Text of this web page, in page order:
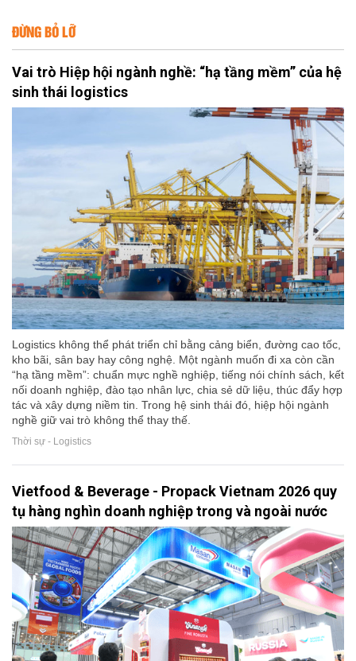
ĐỪNG BỎ LỠ
Vai trò Hiệp hội ngành nghề: “hạ tầng mềm” của hệ
sinh thái logistics
Logistics không thể phát triển chỉ bằng cảng biển, đường cao tốc,
kho bãi, sân bay hay công nghệ. Một ngành muốn đi xa còn cần
“hạ tầng mềm”: chuẩn mực nghề nghiệp, tiếng nói chính sách, kết
nối doanh nghiệp, đào tạo nhân lực, chia sẻ dữ liệu, thúc đẩy hợp
tác và xây dựng niềm tin. Trong hệ sinh thái đó, hiệp hội ngành
nghề giữ vai trò không thể thay thế.
Thời sự - Logistics
Vietfood & Beverage - Propack Vietnam 2026 quy
tụ hàng nghìn doanh nghiệp trong và ngoài nước